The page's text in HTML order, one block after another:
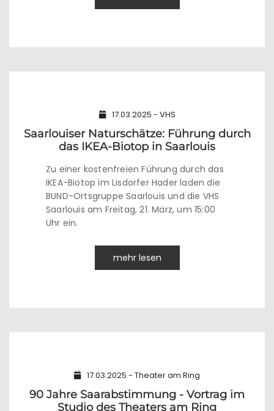
17.03.2025 - VHS
Saarlouiser Naturschätze: Führung durch
das IKEA-Biotop in Saarlouis
Zu einer kostenfreien Führung durch das
IKEA-Biotop im Lisdorfer Hader laden die
BUND-Ortsgruppe Saarlouis und die VHS
Saarlouis am Freitag, 21. März, um 15:00
Uhr ein.
mehr lesen
17.03.2025 - Theater am Ring
90 Jahre Saarabstimmung - Vortrag im
Studio des Theaters am Ring